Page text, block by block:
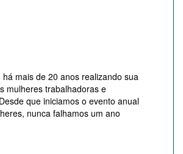
há mais de 20 anos realizando sua
mulheres trabalhadoras e
que iniciamos o evento anual
nunca falhamos um ano